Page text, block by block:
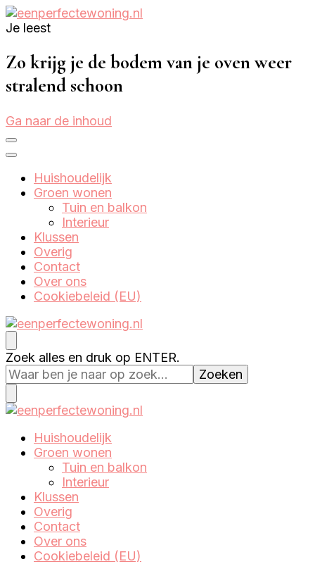
Je leest
Zo krijg je de bodem van je oven weer
stralend schoon
Ga naar de inhoud
Huishoudelijk
Groen wonen
Tuin en balkon
Interieur
Klussen
Overig
Contact
Over ons
Cookiebeleid (EU)
Eenperfectewoning.nl
We brengen jouw droomhuis tot leven
Op
zoek
naar
iets?
Zoek alles en druk op ENTER.
Eenperfectewoning.nl
We brengen jouw droomhuis tot leven
Huishoudelijk
Groen wonen
Tuin en balkon
Interieur
Klussen
Overig
Contact
Over ons
Cookiebeleid (EU)